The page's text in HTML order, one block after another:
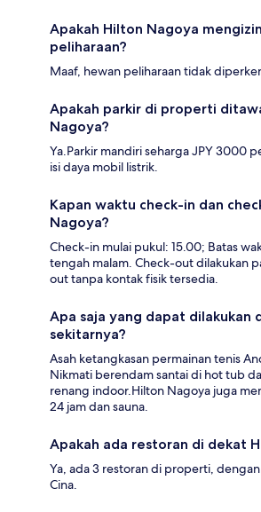
Apakah Hilton Nagoya
peliharaan?
Maaf, hewan peliharaan tidak
Apakah parkir di properti
Nagoya?
Ya.Parkir mandiri seharga JPY 3000
isi daya mobil listrik.
Kapan waktu check-in dan
Nagoya?
Check-in mulai pukul: 15.00; Batas
tengah malam. Check-out dilakukan
out tanpa kontak fisik tersedia.
Apa saja yang dapat dilakukan
sekitarnya?
Asah ketangkasan permainan tenis
Nikmati berendam santai di hot tub
renang indoor.Hilton Nagoya juga
24 jam dan sauna.
Apakah ada restoran di dekat
Ya, ada 3 restoran di properti,
Cina.